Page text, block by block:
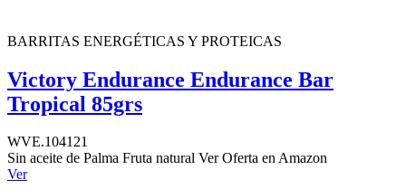
BARRITAS ENERGÉTICAS Y PROTEICAS
Victory Endurance Endurance Bar
Tropical 85grs
WVE.104121
Sin aceite de Palma Fruta natural Ver Oferta en Amazon
Ver